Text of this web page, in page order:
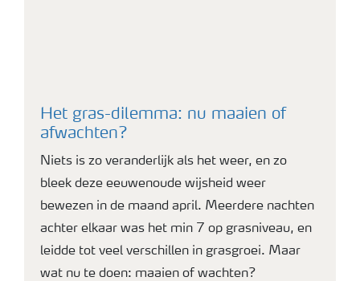
Het gras-dilemma: nu maaien of
afwachten?
Niets is zo veranderlijk als het weer, en zo
bleek deze eeuwenoude wijsheid weer
bewezen in de maand april. Meerdere nachten
achter elkaar was het min 7 op grasniveau, en
leidde tot veel verschillen in grasgroei. Maar
wat nu te doen: maaien of wachten?